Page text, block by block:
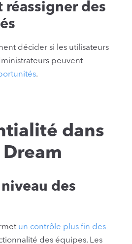
réassigner des
décider si les utilisateurs
peuvent
.
dans
des
un contrôle plus fin des
des équipes. Les